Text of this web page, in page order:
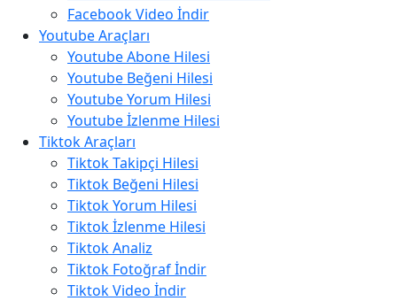
Facebook Video İndir
Youtube Araçları
Youtube Abone Hilesi
Youtube Beğeni Hilesi
Youtube Yorum Hilesi
Youtube İzlenme Hilesi
Tiktok Araçları
Tiktok Takipçi Hilesi
Tiktok Beğeni Hilesi
Tiktok Yorum Hilesi
Tiktok İzlenme Hilesi
Tiktok Analiz
Tiktok Fotoğraf İndir
Tiktok Video İndir